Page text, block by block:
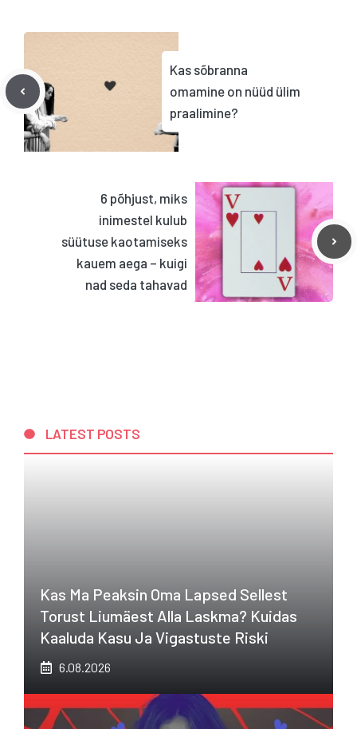
Kas sõbranna
omamine on nüüd ülim
praalimine?
6 põhjust, miks
inimestel kulub
süütuse kaotamiseks
kauem aega – kuigi
nad seda tahavad
LATEST POSTS
Kas Ma Peaksin Oma Lapsed Sellest
Torust Liumäest Alla Laskma? Kuidas
Kaaluda Kasu Ja Vigastuste Riski
6.08.2026